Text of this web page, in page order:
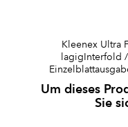
Kleenex Ultra
lagigInterfold
Blattmasse 31,8
zertifiziertpassen
Um dieses
Sie